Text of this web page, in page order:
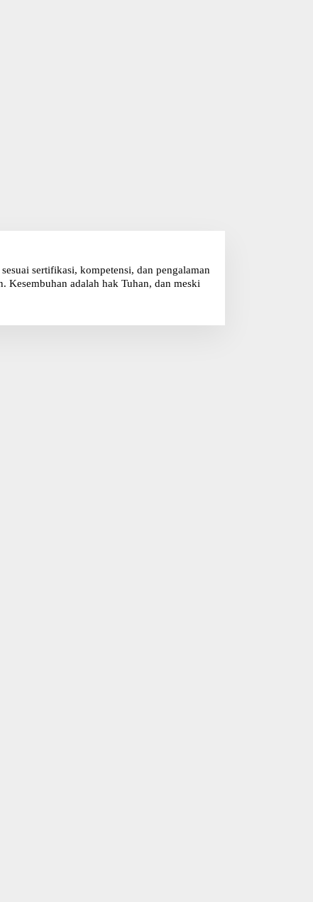
sertifikasi, kompetensi, dan pengalaman
Kesembuhan adalah hak Tuhan, dan meski